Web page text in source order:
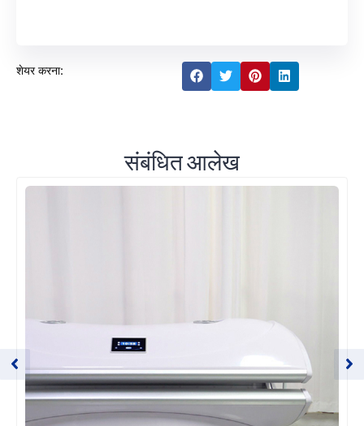
शेयर करना:
संबंधित आलेख